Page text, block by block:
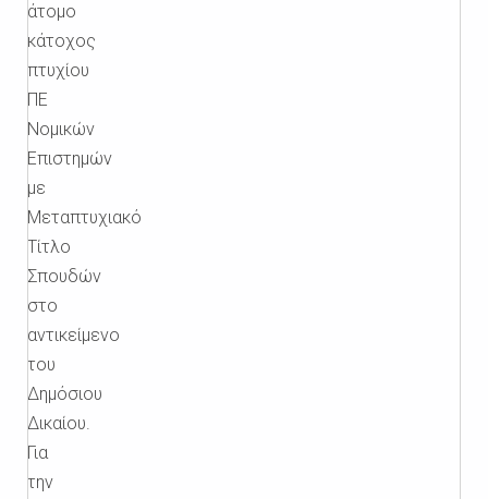
άτομο
κάτοχος
πτυχίου
ΠΕ
Νομικών
Επιστημών
με
Μεταπτυχιακό
Τίτλο
Σπουδών
στο
αντικείμενο
του
Δημόσιου
Δικαίου.
Για
την